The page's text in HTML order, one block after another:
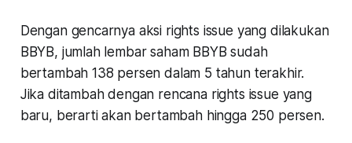
Dengan gencarnya aksi rights issue yang dilakukan
BBYB, jumlah lembar saham BBYB sudah
bertambah 138 persen dalam 5 tahun terakhir.
Jika ditambah dengan rencana rights issue yang
baru, berarti akan bertambah hingga 250 persen.